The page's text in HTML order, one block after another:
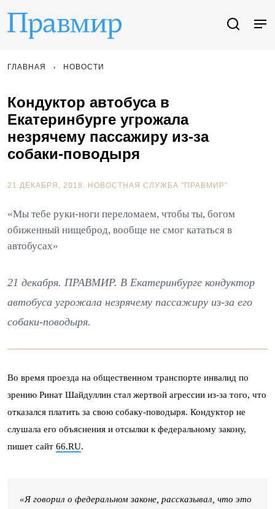
ГЛАВНАЯ НОВОСТИ
Кондуктор автобуса в
Екатеринбурге угрожала
незрячему пассажиру из-за
собаки-поводыря
21 ДЕКАБРЯ, 2018. НОВОСТНАЯ СЛУЖБА "ПРАВМИР"
«Мы тебе руки-ноги переломаем, чтобы ты, богом
обиженный нищеброд, вообще не смог кататься в
автобусах»
21 декабря. ПРАВМИР. В Екатеринбурге кондуктор
автобуса угрожала незрячему пассажиру из-за его
собаки-поводыря.
Во время проезда на общественном транспорте инвалид по
зрению Ринат Шайдуллин стал жертвой агрессии из-за того, что
отказался платить за свою собаку-поводыря. Кондуктор не
слушала его объяснения и отсылки к федеральному закону,
пишет сайт 66.RU.
«Я говорил о федеральном законе, рассказывал, что это